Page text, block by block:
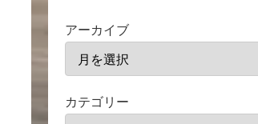
アーカイブ
カテゴリー